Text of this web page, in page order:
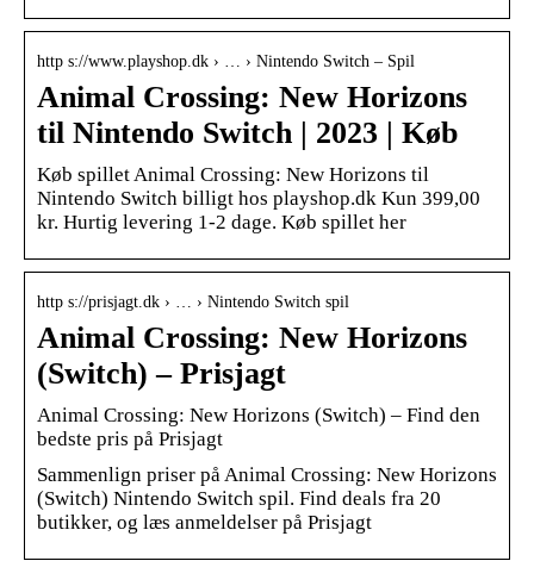
http s://www.playshop.dk › … › Nintendo Switch – Spil
Animal Crossing: New Horizons
til Nintendo Switch | 2023 | Køb
Køb spillet Animal Crossing: New Horizons til
Nintendo Switch billigt hos playshop.dk Kun 399,00
kr. Hurtig levering 1-2 dage. Køb spillet her
http s://prisjagt.dk › … › Nintendo Switch spil
Animal Crossing: New Horizons
(Switch) – Prisjagt
Animal Crossing: New Horizons (Switch) – Find den
bedste pris på Prisjagt
Sammenlign priser på Animal Crossing: New Horizons
(Switch) Nintendo Switch spil. Find deals fra 20
butikker, og læs anmeldelser på Prisjagt